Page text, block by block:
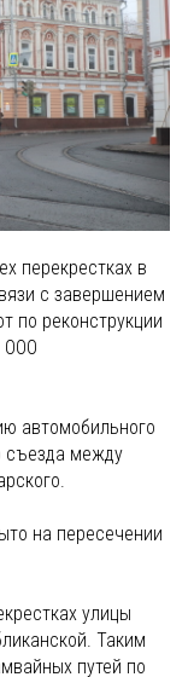
перекрестках в
с завершением
по реконструкции
ООО
автомобильного
съезда между
на пересечении
улицы
Таким
путей по